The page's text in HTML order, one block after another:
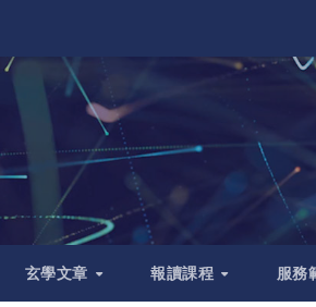
玄學文章 報讀課程 服務